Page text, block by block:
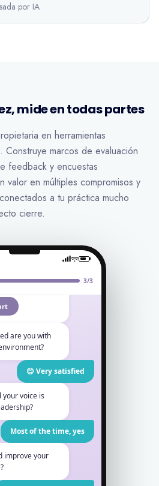
por IA
mide en todas partes
en herramientas
Construye marcos de evaluación
feedback y encuestas
valor en múltiples compromisos y
a tu práctica mucho
cierre.
3/3
feedback
experience!
are you with
😊 Very satisfied
your voice is
Most of the time, yes
improve your